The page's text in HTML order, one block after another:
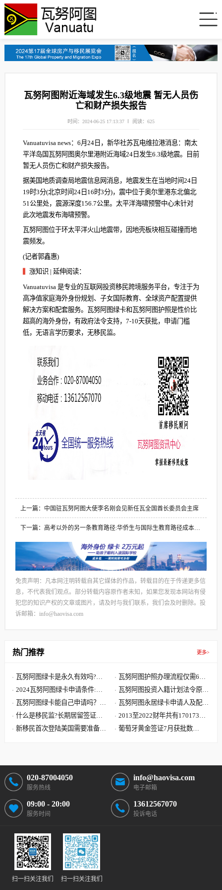
瓦努阿图附近海域发生6.3级地震 暂无人员伤
亡和财产损失报告
时间：2024-06-25 17:13:37 阅读：625
Vanuatuvisa news：6月24日，新华社苏瓦电维拉港消息：南太
平洋岛国瓦努阿图奥尔里港附近海域24日发生6.3级地震。目前
暂无人员伤亡和财产损失报告。
据美国地质调查局地震信息网消息，地震发生在当地时间24日
19时3分(北京时间24日16时3分)，震中位于奥尔里港东北偏北
51公里处，震源深度156.7公里。太平洋海啸预警中心未针对
此次地震发布海啸预警。
瓦努阿图位于环太平洋火山地震带，因地壳板块相互碰撞而地
震频发。
(记者郭鑫惠)
涨知识 | 延伸阅读：
Vanuatuvisa 是专业的互联网投资移民跨境服务平台，专注于为
高净值家庭海外身份规划、子女国际教育、全球资产配置提供
解决方案和配套服务。瓦努阿图绿卡和瓦努阿图护照是性价比
超高的海外身份，有政府法令支持，7-10天获批，申请门槛
低，无语言学历要求，无移民监。
上一篇：中国驻瓦努阿图大使李名刚会见新任瓦全国酋长委员会主席
下一篇：高考以外的另一条教育路径:华侨生与国际生教育路径成本分
免责声明：凡本网注明转载自其它媒体的作品，转载目的在于传递更多信
息，不代表我们观点。部分转载内容原作者未知，如果您发现本网站有侵
犯您的知识产权的文章或图片，请及时与我们联系，我们会及时删除。投
诉邮箱：info@haovisa.com
热门推荐 更多>
瓦努阿图绿卡是永久有效吗?瓦
努阿图绿卡有效期是多久?
瓦努阿图护照办理流程仅需6步,
快至30天获批 60天收到原件
2024瓦努阿图绿卡申请条件:单
人8000美元 7天获批三周拿卡
瓦努阿图投资入籍计划法令原文
解读,主申请人捐献8万美元起
瓦努阿图绿卡能自己申请吗？答
案可能要让您失望了
瓦努阿图永居绿卡申请人及配偶
子女需要提供资料最全清单
什么是移民监?长期居留签证和
永久居留签证有什么区别?
2013至2022财年共有170173位
中国大陆申请人移民美国
新移民首次登陆美国需要准备哪
葡萄牙黄金签证7月获批数
020-87004050
服务热线
info@haovisa.com
电子邮箱
09:00 - 20:00
服务时间
13612567070
投诉电话
扫一扫关注我们 扫一扫关注我们